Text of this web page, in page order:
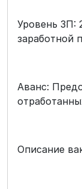
Уровень ЗП:
заработной
Аванс:
Описание